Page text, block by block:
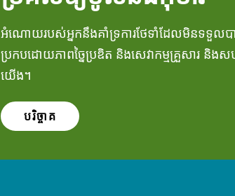
អំណោយរបស់អ្នកនឹងគាំទ្រការថែទាំដែលមិនទទួលប
ប្រកបដោយភាពច្នៃប្រឌិត និងសេវាកម្មគ្រួសារ និង
យើង។
បរិច្ចាគ